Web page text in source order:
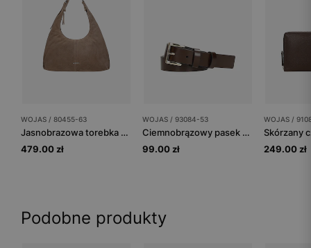
WOJAS / 80455-63
Jasnobrazowa torebka damska hobo
479.00 zł
WOJAS / 93084-53
Ciemnobrązowy pasek damski ze złotą klamrą
99.00 zł
WOJAS /
249.00 zł
Podobne produkty